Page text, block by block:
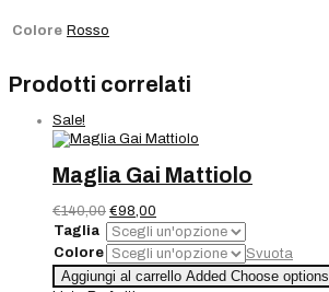
Colore Rosso
Prodotti correlati
Sale!
Maglia Gai Mattiolo
€140,00 Il
prezzo
originale
era:
€140,00.
€98,00
prezzo
attuale
è:
€98,00.
Taglia
Colore
Svuota
Maglia
Aggiungi al carrello Added Choose options